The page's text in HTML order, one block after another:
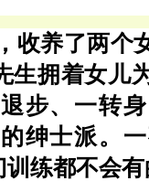
收养了两个
生拥着女儿
步、一转
绅士派。
练都不会